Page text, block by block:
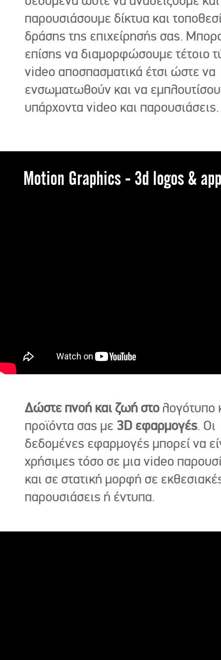
παρουσιάσουμε δίκτυα και
δράσης της επιχείρησής σας.
επίσης να διαμορφώσουμε τέτοιο
video αποσπασματικά έτσι ώστε να
ενσωματωθούν και να
υπάρχοντα video και παρουσιάσεις.
Motion Graphics - 3d logos &
Δώστε πνοή και ζωή στο λογότυπο
προϊόντα σας με 3D εφαρμογές. Οι
δεδομένες εφαρμογές μπορεί να
χρήσιμες τόσο σε μια video
και σε στατική μορφή σε
παρουσιάσεις ή έντυπα.